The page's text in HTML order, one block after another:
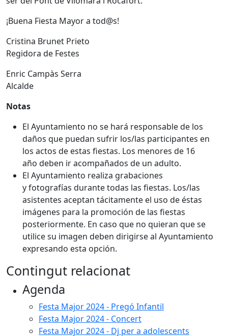
¡Buena Fiesta Mayor a tod@s!
Cristina Brunet Prieto
Regidora de Festes
Enric Campàs Serra
Alcalde
Notas
El Ayuntamiento no se hará responsable de los
daños que puedan sufrir los/las participantes en
los actos de estas fiestas. Los menores de 16
año deben ir acompañados de un adulto.
El Ayuntamiento realiza grabaciones
y fotografías durante todas las fiestas. Los/las
asistentes aceptan tácitamente el uso de éstas
imágenes para la promoción de las fiestas
posteriormente. En caso que no quieran que se
utilice su imagen deben dirigirse al Ayuntamiento
expresando esta opción.
Contingut relacionat
Agenda
Festa Major 2024 - Pregó Infantil
Festa Major 2024 - Concert
Festa Major 2024 - Dj per a adolescents